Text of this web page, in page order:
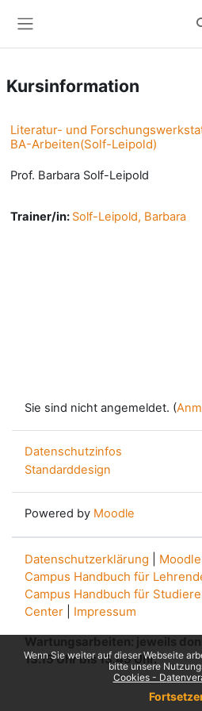
Wenn Sie weiter auf dieser Webseite
bitte unsere
Cookies -
Kursinformation
Literatur- und
BA-Arbeiten(Solf-Leipold)
Prof. Barbara Solf-Leipold
Trainer/in: Solf-Leipold, Barbara
Sie sind nicht angemeldet. (
Datenschutzinfos
Standarddesign
Powered by Moodle
Datenschutzerklärung
Campus Handbuch für
Campus Handbuch für
Center
Impressum
Wartungsarbeiten: jeweils
13.15 Uhr bis 13.45 Uhr.